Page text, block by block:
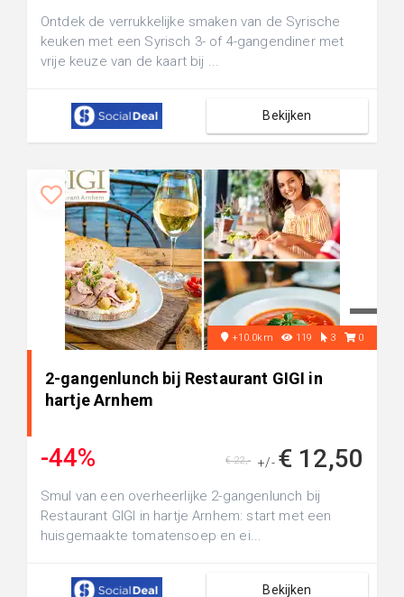
Ontdek de verrukkelijke smaken van de Syrische
keuken met een Syrisch 3- of 4-gangendiner met
vrije keuze van de kaart bij ...
Bekijken
+10.0km 119 3 0
2-gangenlunch bij Restaurant GIGI in
hartje Arnhem
-44% +/- € 12,50
€ 22,-
Smul van een overheerlijke 2-gangenlunch bij
Restaurant GIGI in hartje Arnhem: start met een
huisgemaakte tomatensoep en ei...
Bekijken